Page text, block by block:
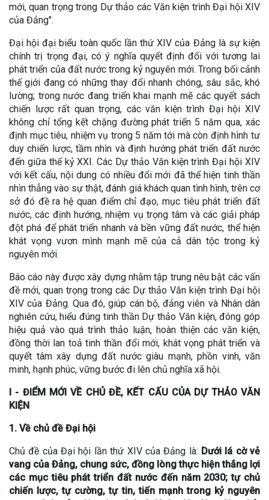
mới, quan trọng trong Dự thảo các Văn kiện trình Đại hội XIV
của Đảng".
Đại hội đại biểu toàn quốc lần thứ XIV của Đảng là sự kiện
chính trị trọng đại, có ý nghĩa quyết định đối với tương lai
phát triển của đất nước trong kỷ nguyên mới. Trong bối cảnh
thế giới đang có những thay đổi nhanh chóng, sâu sắc, khó
lường; trong nước đang triển khai mạnh mẽ các quyết sách
chiến lược rất quan trọng, các văn kiện trình Đại hội XIV
không chỉ tổng kết chặng đường phát triển 5 năm qua, xác
định mục tiêu, nhiệm vụ trong 5 năm tới mà còn định hình tư
duy chiến lược, tầm nhìn và định hướng phát triển đất nước
đến giữa thế kỷ XXI. Các Dự thảo Văn kiện trình Đại hội XIV
với kết cấu, nội dung có nhiều đổi mới đã thể hiện tinh thần
nhìn thẳng vào sự thật, đánh giá khách quan tình hình, trên cơ
sở đó đề ra hệ quan điểm chỉ đạo, mục tiêu phát triển đất
nước, các định hướng, nhiệm vụ trọng tâm và các giải pháp
đột phá để phát triển nhanh và bền vững đất nước, thể hiện
khát vọng vươn mình mạnh mẽ của cả dân tộc trong kỷ
nguyên mới.
Báo cáo này được xây dựng nhằm tập trung nêu bật các vấn
đề mới, quan trọng trong các Dự thảo Văn kiện trình Đại hội
XIV của Đảng. Qua đó, giúp cán bộ, đảng viên và Nhân dân
nghiên cứu, hiểu đúng tinh thần Dự thảo Văn kiện, đóng góp
hiệu quả vào quá trình thảo luận, hoàn thiện các văn kiện,
đồng thời lan toả tinh thần đổi mới, khát vọng phát triển và
quyết tâm xây dựng đất nước giàu mạnh, phồn vinh, văn
minh, hạnh phúc, vững bước đi lên chủ nghĩa xã hội.
I - ĐIỂM MỚI VỀ CHỦ ĐỀ, KẾT CẤU CỦA DỰ THẢO VĂN
KIỆN
1. Về chủ đề Đại hội
Chủ đề của Đại hội lần thứ XIV của Đảng là: Dưới lá cờ vẻ
vang của Đảng, chung sức, đồng lòng thực hiện thắng lợi
các mục tiêu phát triển đất nước đến năm 2030; tự chủ
chiến lược, tự cường, tự tin, tiến mạnh trong kỷ nguyên